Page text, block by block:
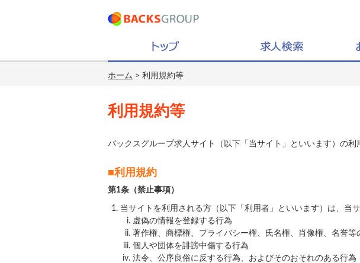
ホーム > 利用規約等
利用規約等
バックスグループ求人サイト（以下「当サイト」といいます）の利
■利用規約
第1条（禁止事項）
当サイトを利用される方（以下「利用者」といいます）は、当
虚偽の情報を登録する行為
著作権、商標権、プライバシー権、氏名権、肖像権、名誉等
個人や団体を誹謗中傷する行為
法令、公序良俗に反する行為、およびそのおそれのある行為